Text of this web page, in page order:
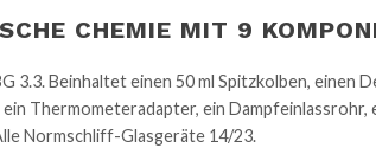
CHEMIE MIT 9
3.3. Beinhaltet einen 50 ml Spitzkolben, einen
Thermometeradapter, ein
Normschliff-Glasgeräte 14/23.